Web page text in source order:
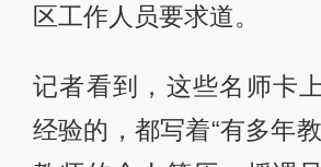
区工作人员要求道。
记者看到，这些名师卡
经验的，都写着“有多年